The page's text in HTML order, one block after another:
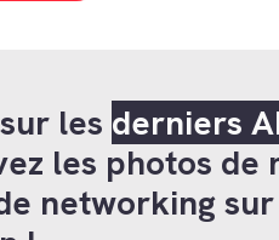
les derniers
les photos de
networking